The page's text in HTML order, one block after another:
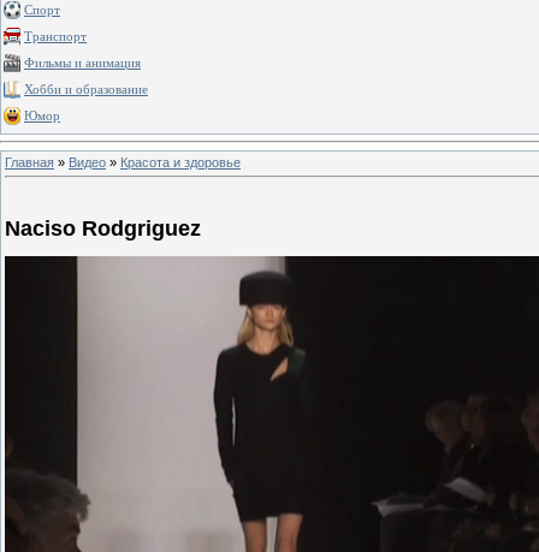
Спорт
Транспорт
Фильмы и анимация
Хобби и образование
Юмор
Главная » Видео » Красота и здоровье
Naciso Rodgriguez